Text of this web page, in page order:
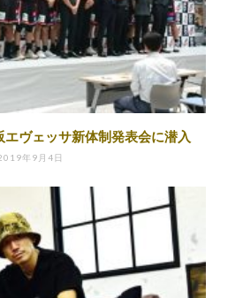
ヴェッサ新体制発表会に潜入
年9月4日